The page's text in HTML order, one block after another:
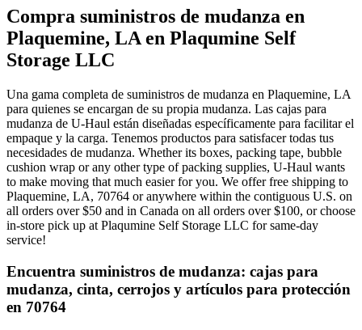
Compra suministros de mudanza en
Plaquemine, LA en Plaqumine Self
Storage LLC
Una gama completa de suministros de mudanza en Plaquemine, LA
para quienes se encargan de su propia mudanza. Las cajas para
mudanza de U-Haul están diseñadas específicamente para facilitar el
empaque y la carga. Tenemos productos para satisfacer todas tus
necesidades de mudanza. Whether its boxes, packing tape, bubble
cushion wrap or any other type of packing supplies, U-Haul wants
to make moving that much easier for you. We offer free shipping to
Plaquemine, LA, 70764 or anywhere within the contiguous U.S. on
all orders over $50 and in Canada on all orders over $100, or choose
in-store pick up at Plaqumine Self Storage LLC for same-day
service!
Encuentra suministros de mudanza: cajas para
mudanza, cinta, cerrojos y artículos para protección
en 70764